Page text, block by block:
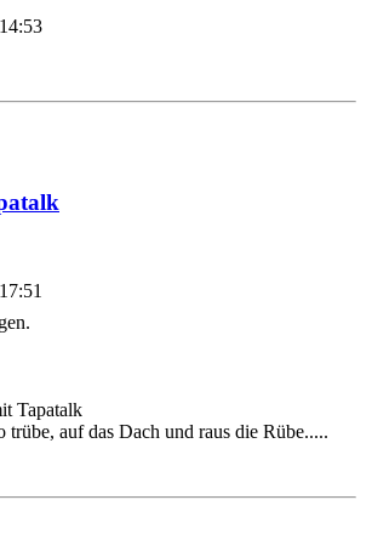
Tapatalk
trübe, auf das Dach und raus die Rübe.....